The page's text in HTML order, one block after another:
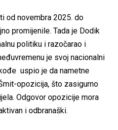
od novembra 2025. do
promijenile. Tada je Dodik
politiku i razočarao i
je svoj nacionalni
uspio je da nametne
opozicija, što zasigurno
Odgovor opozicije mora
i odbranaški.